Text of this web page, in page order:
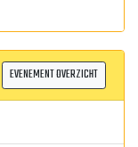
EVENEMENT OVERZICHT